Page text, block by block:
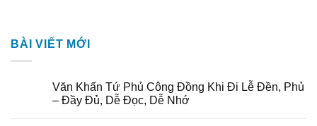
BÀI VIẾT MỚI
Văn Khấn Tứ Phủ Công Đồng Khi Đi Lễ Đền, Phủ
– Đầy Đủ, Dễ Đọc, Dễ Nhớ